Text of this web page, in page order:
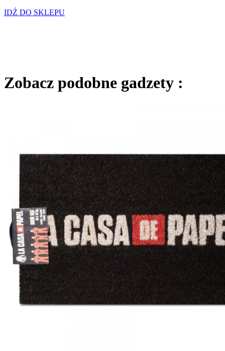
IDŹ DO SKLEPU
Zobacz podobne gadzety :